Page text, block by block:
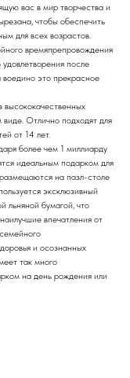
вас в мир творчества и
чтобы обеспечить
для всех возрастов.
времяпрепровождения
после
это прекрасное
высококачественных
Отлично подходят для
от 14 лет.
более чем 1 миллиарду
идеальным подарком для
на пазл-столе
эксклюзивный
льняной бумагой, что
впечатления от
и осознанных
так много
на день рождения или